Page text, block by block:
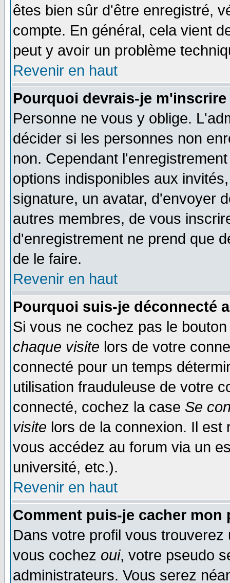
êtes bien sûr d'être enregistré,
compte. En général, cela vient
peut y avoir un problème
Revenir en haut
Pourquoi devrais-je
Personne ne vous y oblige.
décider si les personnes non
non. Cependant
options indisponibles aux
signature, un avatar, d'envoyer
autres membres, de vous
d'enregistrement ne prend que
de le faire.
Revenir en haut
Pourquoi suis-je déconnecté
Si vous ne cochez pas le
chaque visite lors de votre
connecté pour un temps
utilisation frauduleuse de votre
connecté, cochez la case Se
visite lors de la connexion. Il
vous accédez au forum via un
université, etc.).
Revenir en haut
Comment puis-je cacher
Dans votre profil vous
vous cochez oui, votre pseudo
administrateurs. Vous serez